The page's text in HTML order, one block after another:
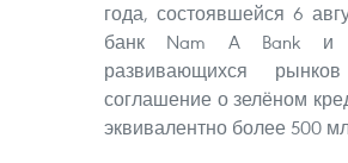
года, состоявшейся 6
банк Nam A Bank и
развивающихся
соглашение о зелёном
эквивалентно более 500